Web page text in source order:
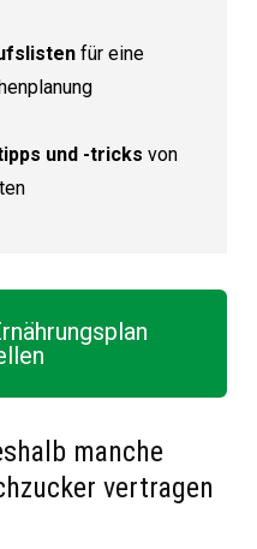
für eine
und -tricks von
manche
vertragen